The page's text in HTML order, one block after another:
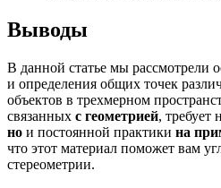
Выводы
В данной статье мы рассмотрели
и определения общих точек
объектов в трехмерном
связанных с геометрией, требует
но и постоянной практики на
что этот материал поможет вам
стереометрии.